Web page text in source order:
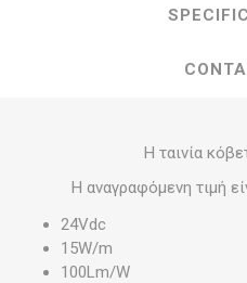
Η ταινία
Η αναγραφόμενη τιμή
24Vdc
15W/m
100Lm/W